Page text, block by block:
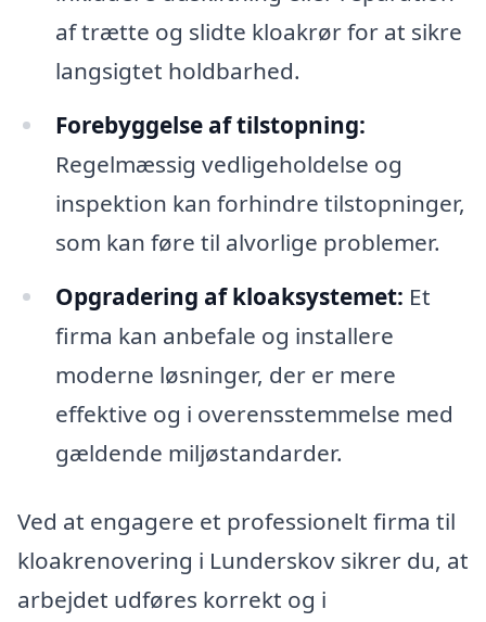
af trætte og slidte kloakrør for at sikre
langsigtet holdbarhed.
Forebyggelse af tilstopning:
Regelmæssig vedligeholdelse og
inspektion kan forhindre tilstopninger,
som kan føre til alvorlige problemer.
Opgradering af kloaksystemet: Et
firma kan anbefale og installere
moderne løsninger, der er mere
effektive og i overensstemmelse med
gældende miljøstandarder.
Ved at engagere et professionelt firma til
kloakrenovering i Lunderskov sikrer du, at
arbejdet udføres korrekt og i